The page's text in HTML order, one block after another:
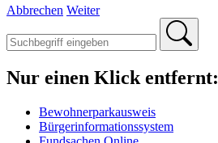
Abbrechen Weiter
Nur einen Klick entfernt:
Bewohnerparkausweis
Bürgerinformationssystem